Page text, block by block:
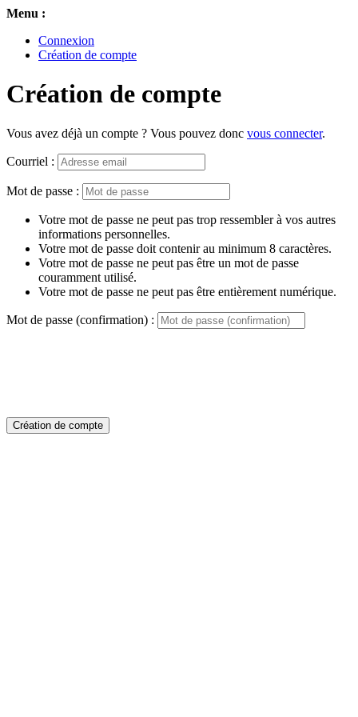
Menu :
Connexion
Création de compte
Création de compte
Vous avez déjà un compte ? Vous pouvez donc vous connecter.
Courriel :
Mot de passe :
Votre mot de passe ne peut pas trop ressembler à vos autres
informations personnelles.
Votre mot de passe doit contenir au minimum 8 caractères.
Votre mot de passe ne peut pas être un mot de passe
couramment utilisé.
Votre mot de passe ne peut pas être entièrement numérique.
Mot de passe (confirmation) :
Création de compte